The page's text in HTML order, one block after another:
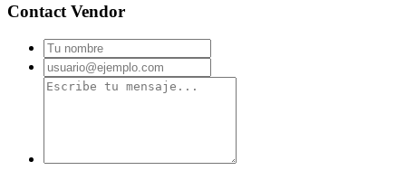
Contact Vendor